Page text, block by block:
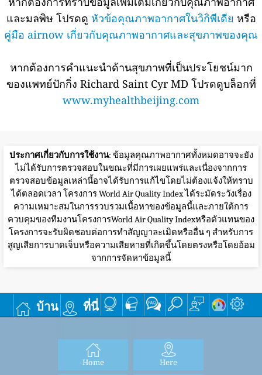
และมลพิษ โปรดดู หัวข้อคุณภาพอากาศในวิกิพีเดีย หรือ
คู่มือ airnow เกี่ยวกับคุณภาพอากาศและสุขภาพของคุณ
หากต้องการคำแนะนำด้านสุขภาพที่เป็นประโยชน์มาก
ของแพทย์ปักกิ่ง Richard Saint Cyr MD โปรดดูบล็อกที่
www.myhealthbeijing.com
ประกาศเกี่ยวกับการใช้งาน: ข้อมูลคุณภาพอากาศทั้งหมดอาจจะยัง
ไม่ได้รับการตรวจสอบในขณะที่มีการเผยแพร่และเนื่องจากการ
ตรวจสอบข้อมูลเหล่านี้อาจได้รับการแก้ไขโดยไม่ต้องแจ้งให้ทราบ
ได้ตลอดเวลา โครงการ World Air Quality Index ได้ระมัดระวังเรื่อง
ความเหมาะสมในการรวบรวมเนื้อหาของข้อมูลนี้และภายใต้การ
ควบคุมของทีมงานโครงการWorld Air Quality Indexหรือตัวแทนของ
โครงการจะรับผิดชอบต่อการทำสัญญาละเมิดหรืออื่น ๆ สำหรับการ
สูญเสียการบาดเจ็บหรือความเสียหายที่เกิดขึ้นโดยตรงหรือโดยอ้อม
จากการจัดหาข้อมูลนี้
บ้าน ที่นี่
Home Here